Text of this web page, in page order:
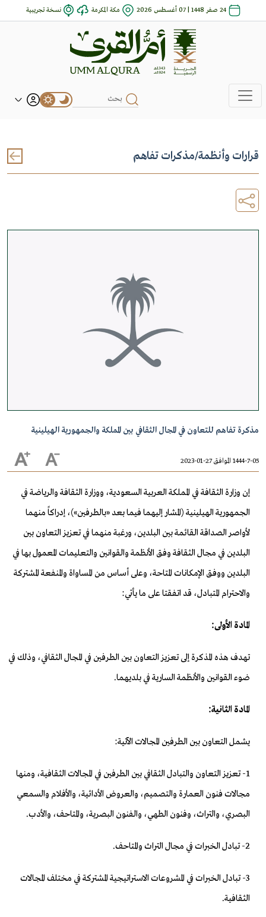
24 صفر 1448 | 07 أغسطس 2026 مكة المكرمة نسخة تجريبية
قرارات وأنظمة/مذكرات تفاهم
مذكرة تفاهم للتعاون في المجال الثقافي بين المملكة والجمهورية الهيلينية
1444-7-05 الموافق 27-01-2023
إن وزارة الثقافة في المملكة العربية السعودية، ووزارة الثقافة والرياضة في
الجمهورية الهيلينية (المشار إليهما فيما بعد «بالطرفين»)، إدراكاً منهما
لأواصر الصداقة القائمة بين البلدين، ورغبة منهما في تعزيز التعاون بين
البلدين في مجال الثقافة وفق الأنظمة والقوانين والتعليمات المعمول بها في
البلدين ووفق الإمكانات المتاحة، وعلى أساس من المساواة والمنفعة المشتركة
والاحترام المتبادل، قد اتفقتا على ما يأتي:
المادة الأولى:
تهدف هذه المذكرة إلى تعزيز التعاون بين الطرفين في المجال الثقافي، وذلك في
ضوء القوانين والأنظمة السارية في بلديهما.
المادة الثانية:
يشمل التعاون بين الطرفين المجالات الآتية:
1- تعزيز التعاون والتبادل الثقافي بين الطرفين في المجالات الثقافية، ومنها
مجالات فنون العمارة والتصميم، والعروض الأدائية، والأفلام والسمعي
البصري، والتراث، وفنون الطهي، والفنون البصرية، والمتاحف، والأدب.
2- تبادل الخبرات في مجال التراث والمتاحف.
3- تبادل الخبرات في المشروعات الاستراتيجية المشتركة في مختلف المجالات
الثقافية.